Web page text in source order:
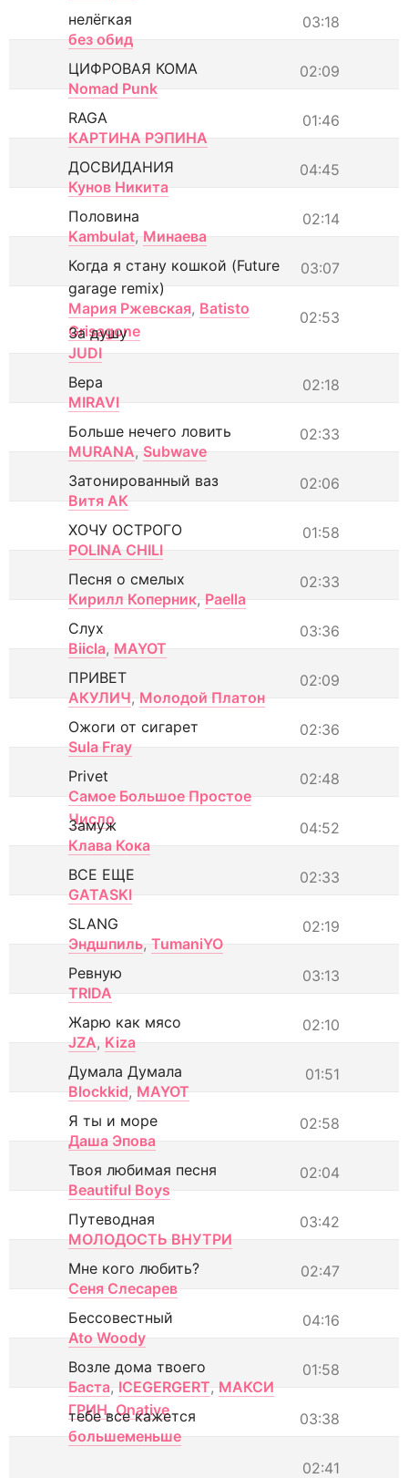
03:18
нелёгкая
без обид
02:09
ЦИФРОВАЯ КОМА
Nomad Punk
01:46
RAGA
КАРТИНА РЭПИНА
04:45
ДОСВИДАНИЯ
Кунов Никита
02:14
Половина
Kambulat, Минаева
03:07
Когда я стану кошкой (Future
garage remix)
Мария Ржевская, Batisto
Grisagone
02:53
За душу
JUDI
02:18
Вера
MIRAVI
02:33
Больше нечего ловить
MURANA, Subwave
02:06
Затонированный ваз
Витя АК
01:58
ХОЧУ ОСТРОГО
POLINA CHILI
02:33
Песня о смелых
Кирилл Коперник, Paella
03:36
Слух
Biicla, MAYOT
02:09
ПРИВЕТ
АКУЛИЧ, Молодой Платон
02:36
Ожоги от сигарет
Sula Fray
02:48
Privet
Самое Большое Простое
Число
04:52
Замуж
Клава Кока
02:33
ВСЕ ЕЩЕ
GATASKI
02:19
SLANG
Эндшпиль, TumaniYO
03:13
Ревную
TRIDA
02:10
Жарю как мясо
JZA, Kiza
01:51
Думала Думала
Blockkid, MAYOT
02:58
Я ты и море
Даша Эпова
02:04
Твоя любимая песня
Beautiful Boys
03:42
Путеводная
МОЛОДОСТЬ ВНУТРИ
02:47
Мне кого любить?
Сеня Слесарев
04:16
Бессовестный
Ato Woody
01:58
Возле дома твоего
Баста, ICEGERGERT, МАКСИ
ГРИН, Onative 03:38
тебе все кажется
большеменьше
02:41